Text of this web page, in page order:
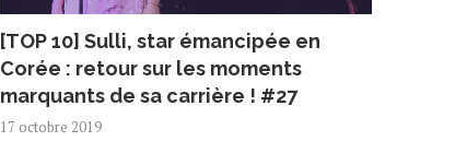
[TOP 10] Sulli, star émancipée en
Corée : retour sur les moments
marquants de sa carrière ! #27
17 octobre 2019